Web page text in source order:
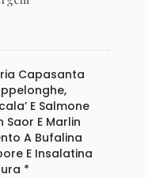
Capasanta
E Salmone
E Marlin
A Bufalina
E Insalatina
*